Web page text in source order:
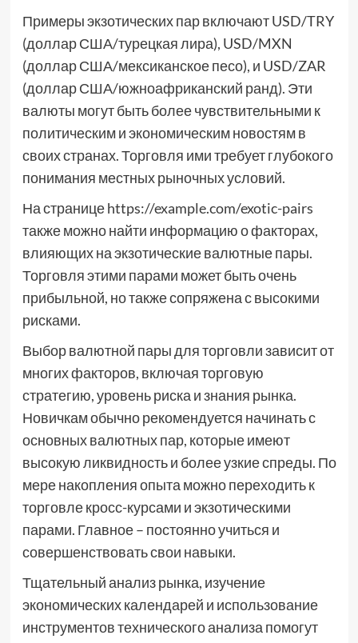
Примеры экзотических пар включают USD/TRY
(доллар США/турецкая лира), USD/MXN
(доллар США/мексиканское песо), и USD/ZAR
(доллар США/южноафриканский ранд). Эти
валюты могут быть более чувствительными к
политическим и экономическим новостям в
своих странах. Торговля ими требует глубокого
понимания местных рыночных условий.
На странице https://example.com/exotic-pairs
также можно найти информацию о факторах,
влияющих на экзотические валютные пары.
Торговля этими парами может быть очень
прибыльной, но также сопряжена с высокими
рисками.
Выбор валютной пары для торговли зависит от
многих факторов, включая торговую
стратегию, уровень риска и знания рынка.
Новичкам обычно рекомендуется начинать с
основных валютных пар, которые имеют
высокую ликвидность и более узкие спреды. По
мере накопления опыта можно переходить к
торговле кросс-курсами и экзотическими
парами. Главное – постоянно учиться и
совершенствовать свои навыки.
Тщательный анализ рынка, изучение
экономических календарей и использование
инструментов технического анализа помогут